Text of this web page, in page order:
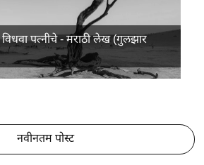
पत्नीचे - मराठी लेख (गुलझार
नवीनतम पोस्ट